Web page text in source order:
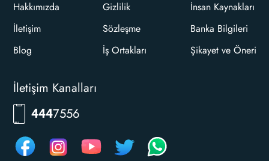
Hakkımızda
İletişim
Blog
Gizlilik
Sözleşme
İş Ortakları
İnsan Kaynakları
Banka Bilgileri
Şikayet ve Öneri
İletişim Kanalları
4447556